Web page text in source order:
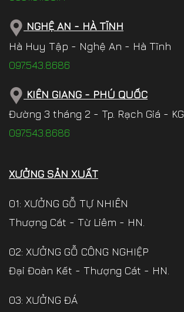
NGHỆ AN - HÀ TĨNH
Hà Huy Tập - Nghệ An - Hà Tĩnh
097.543.8686
KIÊN GIANG - PHÚ QUỐC
Đường 3 tháng 2 - Tp. Rạch Giá - KG.
097.543.8686
XƯỞNG SẢN XUẤT
01: XƯỞNG GỖ TỰ NHIÊN
Thượng Cát - Từ Liêm - HN.
02: XƯỞNG GỖ CÔNG NGHIỆP
Đại Đoàn Kết - Thượng Cát - HN.
03: XƯỞNG ĐÁ